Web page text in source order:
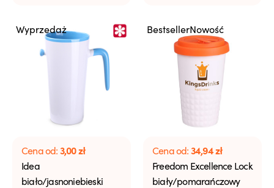
Wyprzedaż
Cena od:3,00zł
Idea
biało/jasnoniebieski
BestsellerNowość
Cena od:34,94zł
Freedom Excellence Lock
biały/pomarańczowy